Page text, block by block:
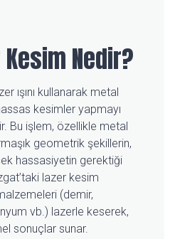
Nedir?
ışını kullanarak metal
kesimler yapmayı
Bu işlem, özellikle metal
geometrik şekillerin,
hassasiyetin gerektiği
lazer kesim
(demir,
vb.) lazerle keserek,
sonuçlar sunar.